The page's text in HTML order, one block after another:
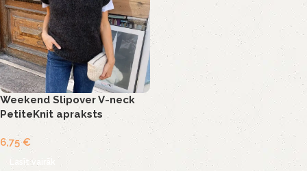
Weekend Slipover V-neck
PetiteKnit apraksts
6,75€
Lasīt vairāk